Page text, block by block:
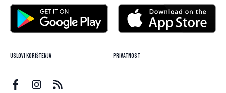
Uslovi korištenja Privatnost